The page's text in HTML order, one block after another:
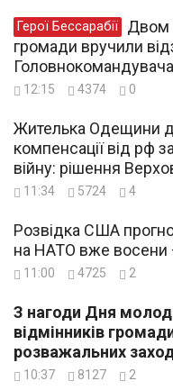
Герої Бессарабії
громади вручили
12:15 4374 0
Жителька Одещини
компенсації від рф
війну: рішення
11:34 5724 4
Розвідка США
на НАТО вже восени
11:00 4725 2
З нагоди Дня
відмінників
розважальних
10:37 8127 2